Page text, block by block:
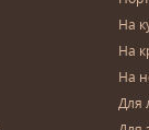
На
На
На
Для